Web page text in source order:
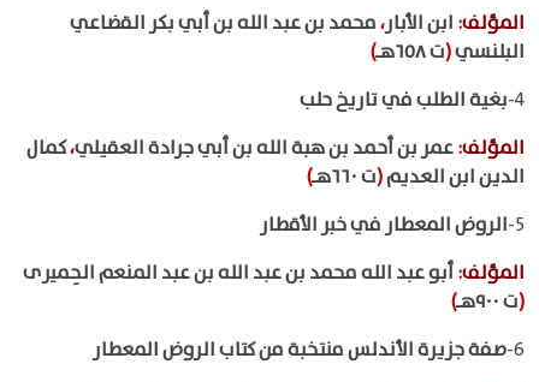
المؤلف: ابن الأبار،محمد بن عبد الله بن أبي بكر القضاعي
البلنسي(ت ٦٥٨هـ
)
4- بغية الطلب في تاريخ حلب
المؤلف:عمر بن أحمد بن هبة الله بن أبي جرادة العقيلي،كمال
الدين ابن العديم(ت ٦٦٠هـ
)
5- الروض المعطار في خبر الأقطار
المؤلف:أبو عبد الله محمد بن عبد الله بن عبد المنعم الحِميرى
(ت ٩٠٠هـ
)
6- صفة جزيرة الأندلس منتخبة من كتاب الروض المعطار